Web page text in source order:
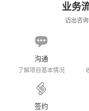
业务
迈出咨
沟通
了解项目基本情况
签约